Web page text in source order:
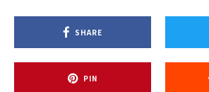
SHARE
PIN